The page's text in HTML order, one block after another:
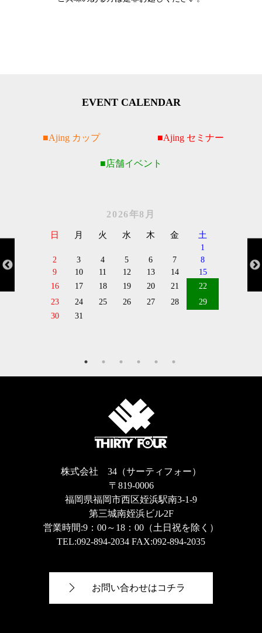
EVENT CALENDAR
Ajing カップ Ajing セミナー
店舗イベント
2026年8月
日 月 火 水 木 金 土
1
2
3 4 5 6 7
8
9
10 11 12 13 14
15
16
17 18 19 20 21
22
23
24 25 26 27 28
29
30
31
株式会社 34（サーティフォー）
〒819-0006
福岡県福岡市西区姪浜駅南3-1-9
第三城南姪浜ビル2F
営業時間:9：00～18：00（土日祝を除く）
TEL:092-894-2034 FAX:092-894-2035
お問い合わせはコチラ